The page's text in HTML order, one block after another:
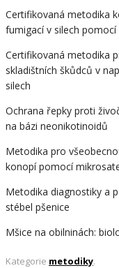
Certifikovaná metodika
fumigací v silech
Certifikovaná metodika
skladištních škůdců v
silech
Ochrana řepky proti
na bázi neonikotinoidů
Metodika pro
konopí pomocí
Metodika diagnostiky a
stébel pšenice
Mšice na obilninách:
Kategorie metodiky.